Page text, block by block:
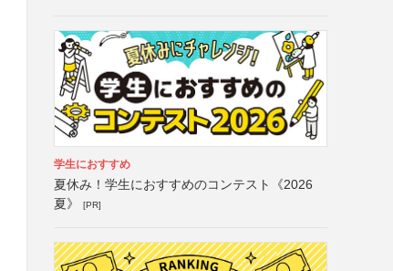
学生におすすめ
夏休み！学生におすすめのコンテスト《2026
夏》
[PR]